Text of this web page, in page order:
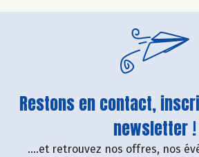
Restons en contact,
newsletter !
....et retrouvez nos offres, nos